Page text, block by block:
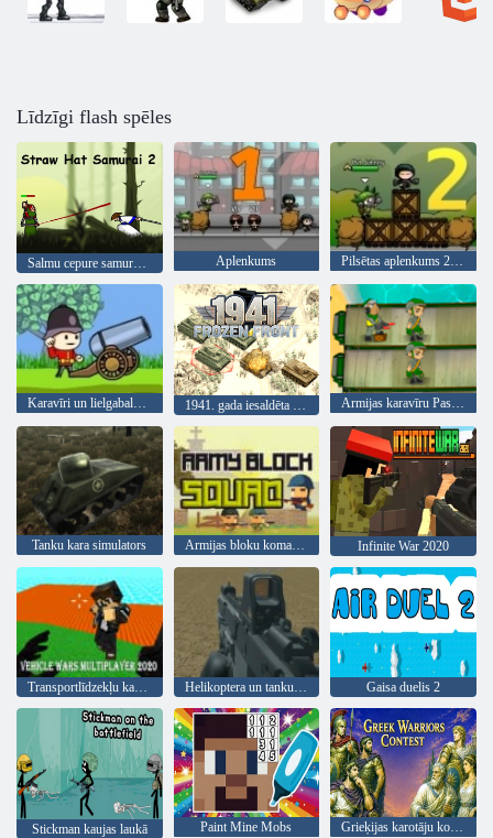
Līdzīgi flash spēles
Salmu cepure samurai 2 Aplenkums Pilsētas aplenkums 2 - kūrorta aplenkums
Karavīri un lielgabalu: Mountain Attack Armijas karavīru Pasauļu karš
Tanku kara simulators Armijas bloku komanda Infinite War 2020
Transportlīdzekļu karu multiplayer 2020 Helikoptera un tanku kaujas tuksneša vētras multiplayer Gaisa duelis 2
Stickman kaujas laukā Paint Mine Mobs Grieķijas karotāju konkurss